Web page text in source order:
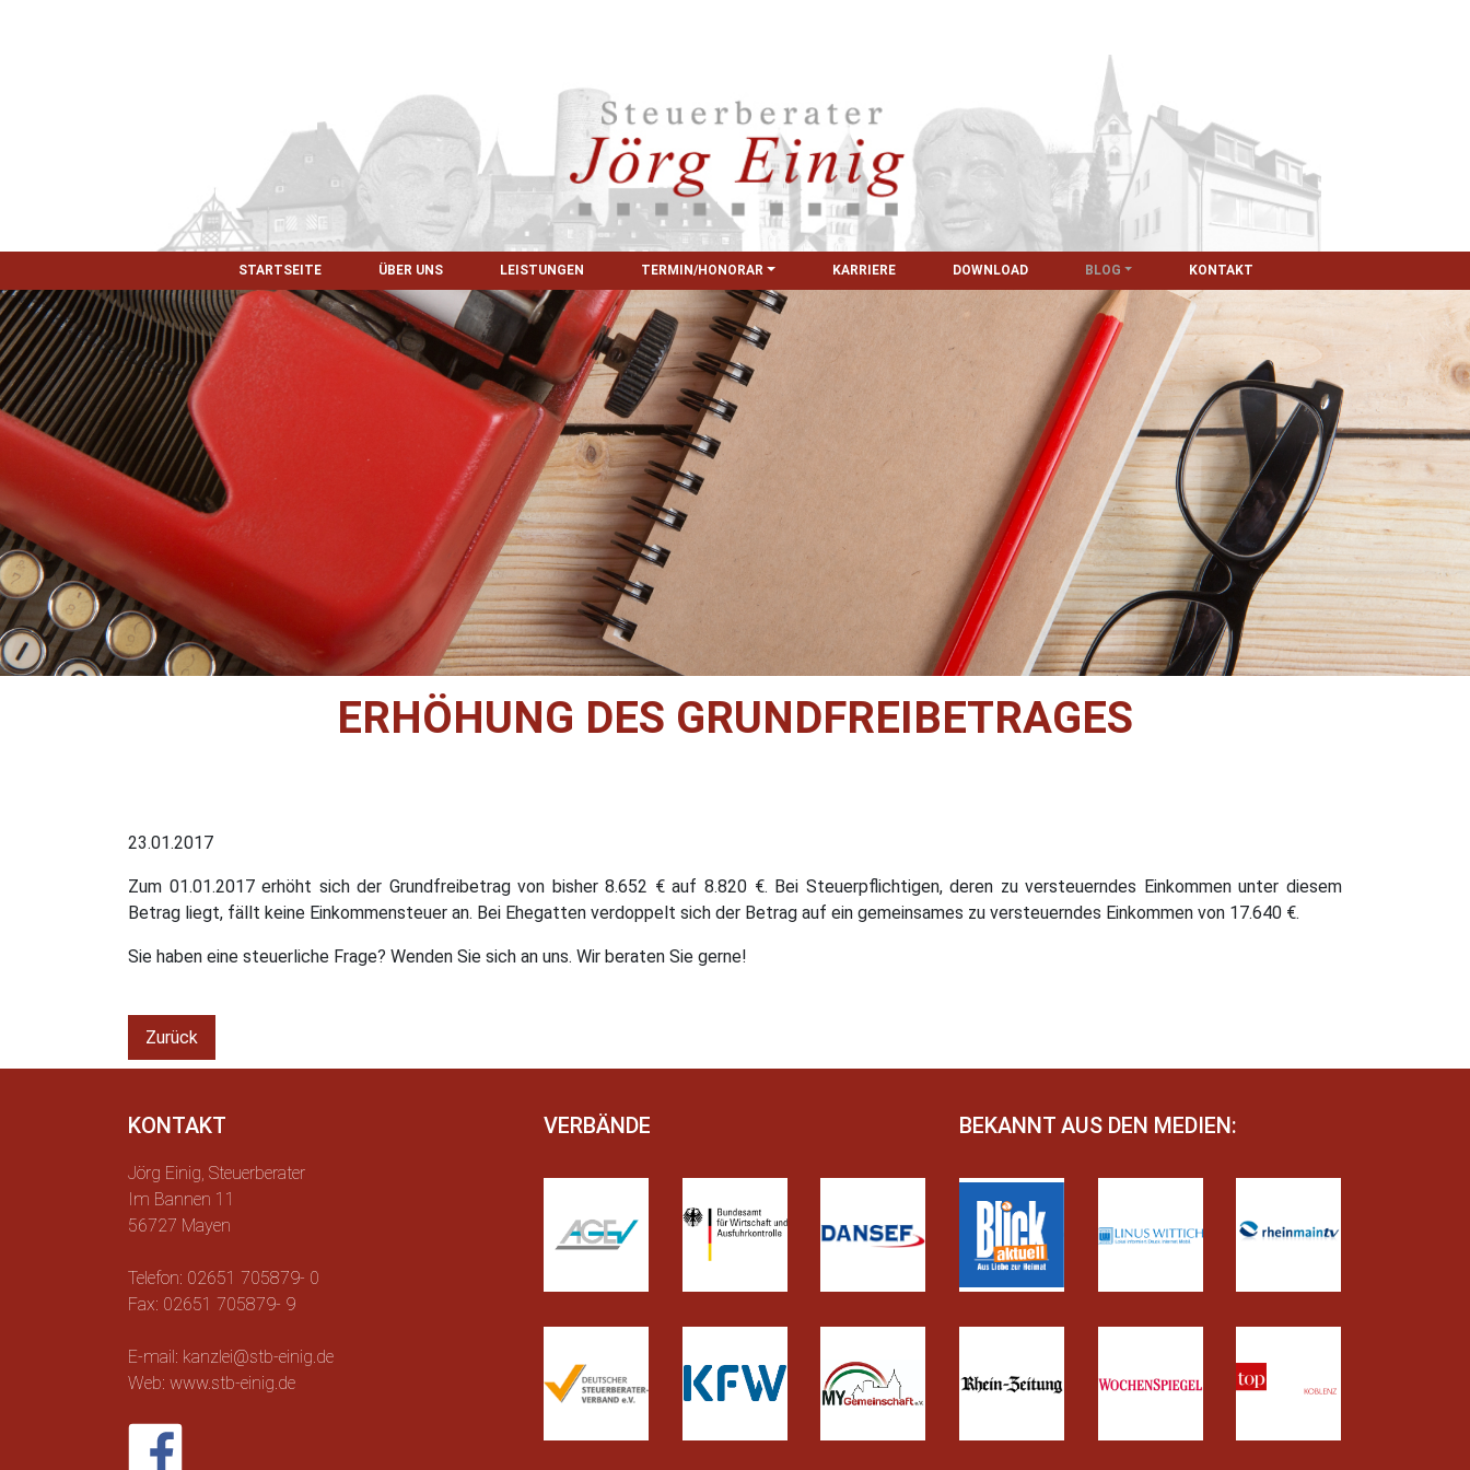
STARTSEITE ÜBER UNS LEISTUNGEN TERMIN/HONORAR KARRIERE DOWNLOAD BLOG KONTAKT
ERHÖHUNG DES GRUNDFREIBETRAGES
23.01.2017
Zum 01.01.2017 erhöht sich der Grundfreibetrag von bisher 8.652 € auf 8.820 €. Bei Steuerpflichtigen, deren zu versteuerndes Einkommen unter diesem
Betrag liegt, fällt keine Einkommensteuer an. Bei Ehegatten verdoppelt sich der Betrag auf ein gemeinsames zu versteuerndes Einkommen von 17.640 €.
Sie haben eine steuerliche Frage? Wenden Sie sich an uns. Wir beraten Sie gerne!
Zurück
KONTAKT
Jörg Einig, Steuerberater
Im Bannen 11
56727 Mayen
Telefon: 02651 705879- 0
Fax: 02651 705879- 9
E-mail: kanzlei@stb-einig.de
Web: www.stb-einig.de
VERBÄNDE BEKANNT AUS DEN MEDIEN: